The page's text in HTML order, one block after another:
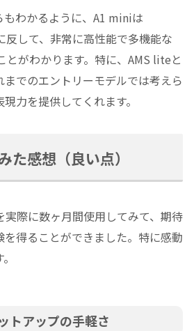
もわかるように、A1 miniは
反して、非常に高性能で多機能な
とがわかります。特に、AMS liteと
でのエントリーモデルでは考えら
力を提供してくれます。
た感想（良い点）
際に数ヶ月間使用してみて、期待
を得ることができました。特に感動
トアップの手軽さ